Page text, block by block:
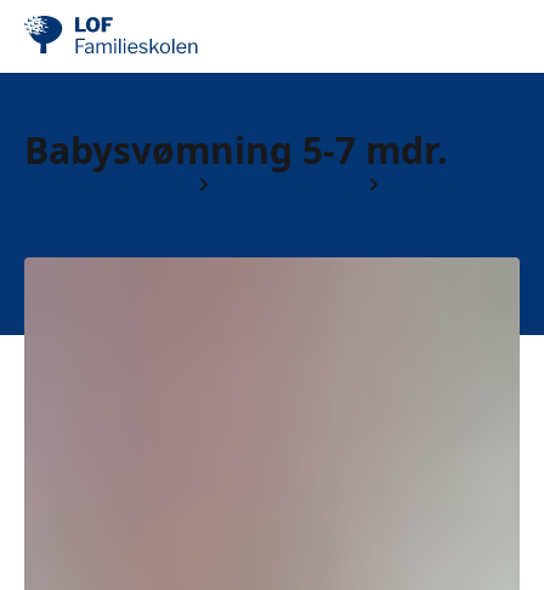
Babysvømning 5-7 mdr.